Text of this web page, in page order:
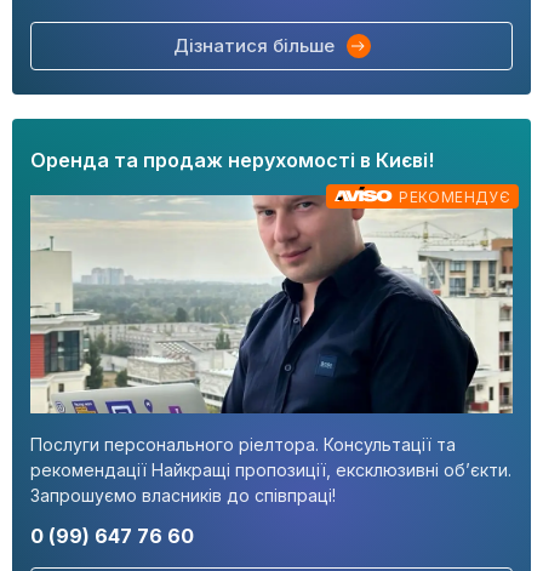
Дізнатися більше
Послуги персонального ріелтора. Консультації та
рекомендації Найкращі пропозиції, ексклюзивні об’єкти.
Запрошуємо власників до співпраці!
0 (99) 647 76 60
Оренда та продаж нерухомості в Києві!
РЕКОМЕНДУЄ